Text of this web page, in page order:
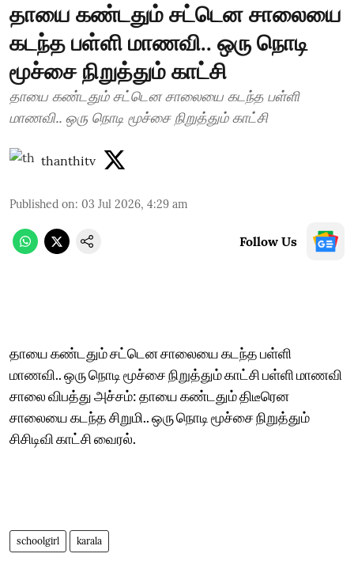
தாயை கண்டதும் சட்டென சாலையை
கடந்த பள்ளி மாணவி.. ஒரு நொடி
மூச்சை நிறுத்தும் காட்சி
தாயை கண்டதும் சட்டென சாலையை கடந்த பள்ளி
மாணவி.. ஒரு நொடி மூச்சை நிறுத்தும் காட்சி
thanthitv
Published on: 03 Jul 2026, 4:29 am
Follow Us
தாயை கண்டதும் சட்டென சாலையை கடந்த பள்ளி
மாணவி.. ஒரு நொடி மூச்சை நிறுத்தும் காட்சி பள்ளி மாணவி
சாலை விபத்து அச்சம்: தாயை கண்டதும் திடீரென
சாலையை கடந்த சிறுமி.. ஒரு நொடி மூச்சை நிறுத்தும்
சிசிடிவி காட்சி வைரல்.
schoolgirl karala